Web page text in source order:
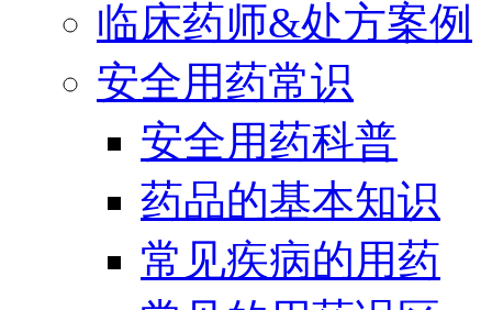
临床药师&处方案例
安全用药常识
安全用药科普
药品的基本知识
常见疾病的用药